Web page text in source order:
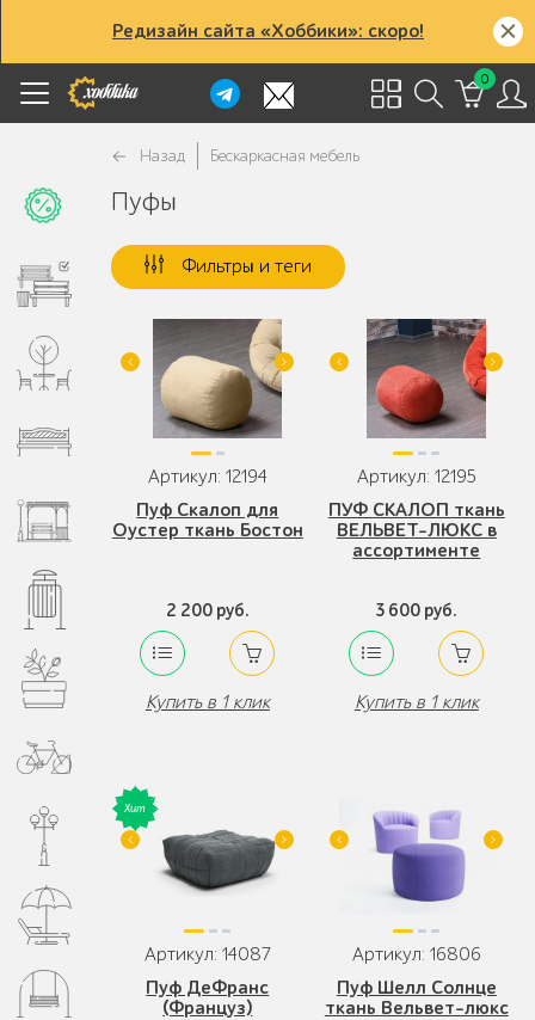
Редизайн сайта «Хоббики»: скоро!
0
Назад Бескаркасная мебель
Пуфы
Фильтры и теги
Артикул: 12194
Пуф Скалоп для
Оустер ткань Бостон
2 200 руб.
Купить в 1 клик
Артикул: 12195
ПУФ СКАЛОП ткань
ВЕЛЬВЕТ-ЛЮКС в
ассортименте
3 600 руб.
Купить в 1 клик
Артикул: 14087
Пуф ДеФранс
(Француз)
Артикул: 16806
Пуф Шелл Солнце
ткань Вельвет-люкс